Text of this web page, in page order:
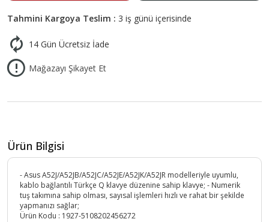
Tahmini Kargoya Teslim : 3 iş günü içerisinde
14 Gün Ücretsiz İade
Mağazayı Şikayet Et
Ürün Bilgisi
- Asus A52J/A52JB/A52JC/A52JE/A52JK/A52JR modelleriyle uyumlu,
kablo bağlantılı Türkçe Q klavye düzenine sahip klavye; - Numerik
tuş takımına sahip olması, sayısal işlemleri hızlı ve rahat bir şekilde
yapmanızı sağlar;
Ürün Kodu : 1927-5108202456272